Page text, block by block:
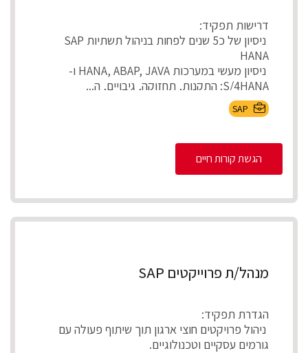
דרישות תפקיד:
ניסיון של כ5 שנים לפחות בניהול תשתיות SAP
HANA
ניסיון מעשי במערכות HANA, ABAP, JAVA ו-
S/4HANA: התקנות, תחזוקה, גיבויים, ה...
SAP
הגשת קורות חיים
מנהל/ת פרוייקטים SAP
הגדרת תפקיד:
ניהול פרויקטים חוצי ארגון תוך שיתוף פעולה עם
גורמים עסקיים וטכנולוגיים.